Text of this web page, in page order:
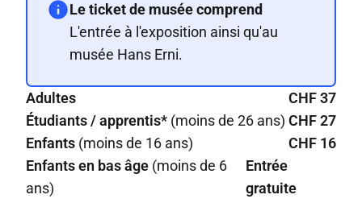
Le ticket de musée comprend
L'entrée à l'exposition ainsi qu'au
musée Hans Erni.
Adultes
CHF 37
Étudiants / apprentis* (moins de 26 ans) CHF 27
Enfants (moins de 16 ans)
CHF 16
Enfants en bas âge (moins de 6
ans)
Entrée
gratuite